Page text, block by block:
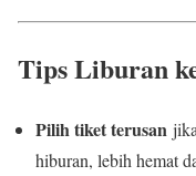
Tips Liburan
Pilih tiket terusan
hiburan, lebih hemat